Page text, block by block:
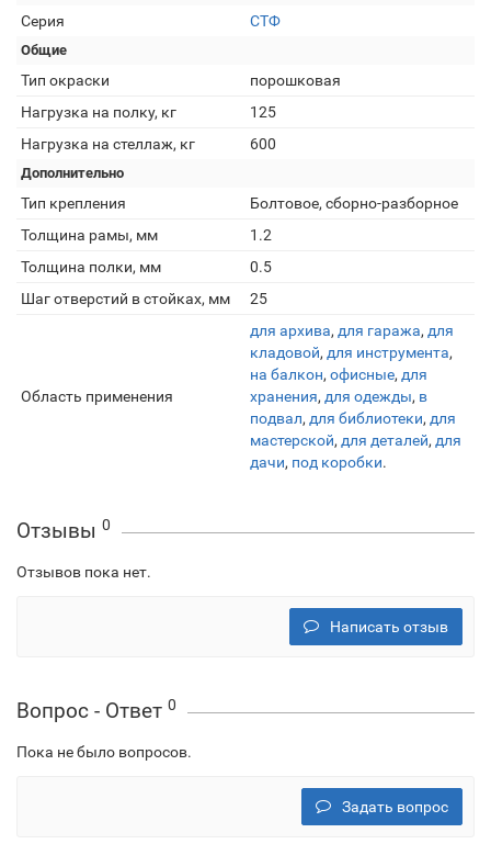
Серия СТФ
Общие
Тип окраски
порошковая
Нагрузка на полку, кг
125
Нагрузка на стеллаж, кг
600
Дополнительно
Тип крепления
Болтовое, сборно-разборное
Толщина рамы, мм
1.2
Толщина полки, мм
0.5
Шаг отверстий в стойках, мм
25
Область применения
для архива, для гаража, для
кладовой, для инструмента,
на балкон, офисные, для
хранения, для одежды, в
подвал, для библиотеки, для
мастерской, для деталей, для
дачи, под коробки.
Отзывы 0
Отзывов пока нет.
Написать отзыв
Вопрос - Ответ 0
Пока не было вопросов.
Задать вопрос